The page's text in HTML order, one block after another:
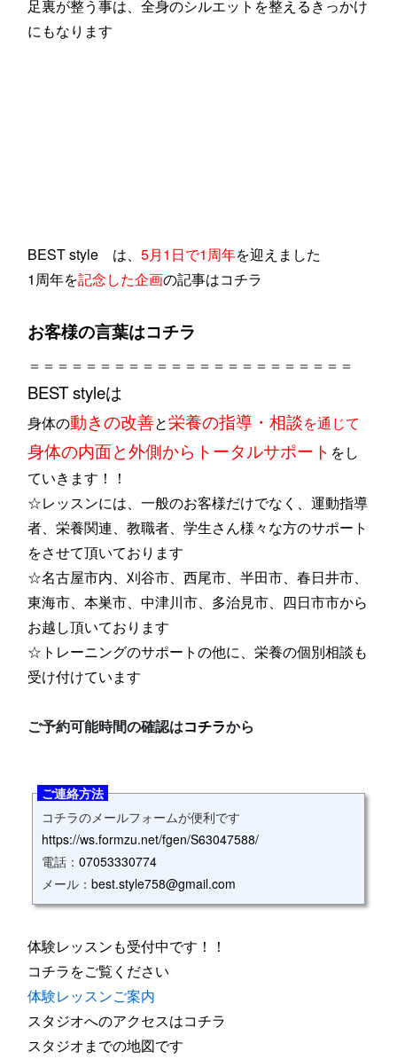
足裏が整う事は、全身のシルエットを整えるきっかけ
にもなります
BEST style は、 5月1日で1周年を迎えました
1周年を記念した企画の記事はコチラ
お客様の言葉はコチラ
＝＝＝＝＝＝＝＝＝＝＝＝＝＝＝＝＝＝＝＝＝＝＝
BEST styleは
身体の動きの改善と栄養の指導・相談を通じて
身体の内面と外側からトータルサポート をし
ていきます！！
☆レッスンには、一般のお客様だけでなく、運動指導
者、栄養関連、教職者、学生さん様々な方のサポート
をさせて頂いております
☆名古屋市内、刈谷市、西尾市、半田市、春日井市、
東海市、本巣市、中津川市、多治見市、四日市市から
お越し頂いております
☆トレーニングのサポートの他に、栄養の個別相談も
受け付けています
ご予約可能時間の確認はコチラから
ご連絡方法
コチラのメールフォームが便利です
https://ws.formzu.net/fgen/S63047588/
電話： 07053330774
メール： best.style758@gmail.com
体験レッスンも受付中です！！
コチラをご覧ください
体験レッスンご案内
スタジオへのアクセスはコチラ
スタジオまでの地図です